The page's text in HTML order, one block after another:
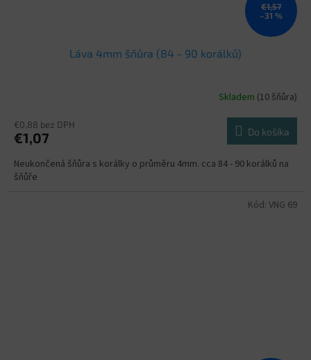
€1,57
–31 %
Láva 4mm šňůra (84 - 90 korálků)
Skladem (10 šňůra)
€0,88 bez DPH
€1,07 Do košíka
Neukončená šňůra s korálky o průměru 4mm. cca 84 - 90 korálků na
šňůře
Kód: VNG 69